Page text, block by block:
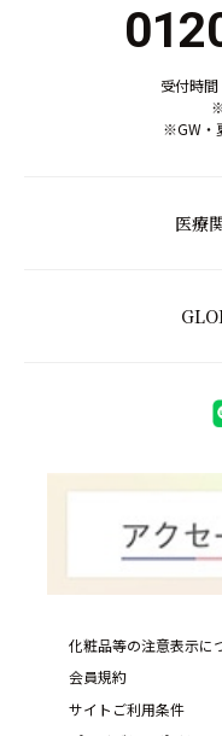
受付時
※GW・
医療
化粧品等の注意表示に
会員規約
サイトご利用条件